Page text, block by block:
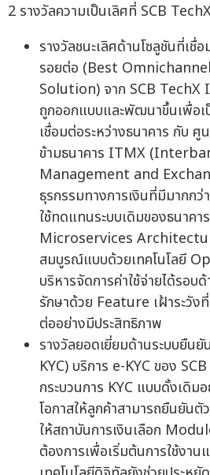
2 รางวัลความเป็นเลิศที่ SCB
รางวัลชนะเลิศด้านโซลูชันที่เชื่
รอยต่อ (Best
Solution) จาก SCB TechX
ถูกออกแบบและพัฒนาขึ้นเพื่อ
เชื่อมต่อระหว่างธนาคาร กับ ศู
ข้ามธนาคาร ITMX
Management and
ธุรกรรมทางการเงินที่มีมากก
ใช้ทดแทนระบบเดิมของธนาคา
Microservices
สมบูรณ์แบบด้วยเทคโนโลยี
บริหารจัดการค่าใช้จ่ายได้รอบ
รักษาด้วย Feature เฝ้าระวัง
ต่ออย่างมีประสิทธิภาพ
รางวัลยอดเยี่ยมด้านระบบยืน
KYC) บริการ e-KYC ของ
กระบวนการ KYC แบบดั้งเดิ
โอกาสให้ลูกค้าสามารถยืนยันตั
ให้สถาบันการเงินเลือก
ต้องการเพื่อเริ่มต้นการใช้งา